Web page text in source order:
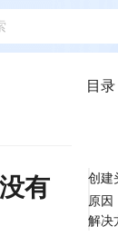
有
目录
原因
解决